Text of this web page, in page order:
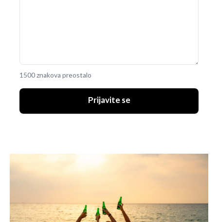
1500 znakova preostalo
Prijavite se